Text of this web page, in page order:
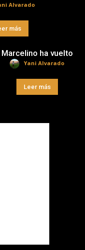
Alvarado
más
Marcelino ha vuelto
Yani Alvarado
Leer más